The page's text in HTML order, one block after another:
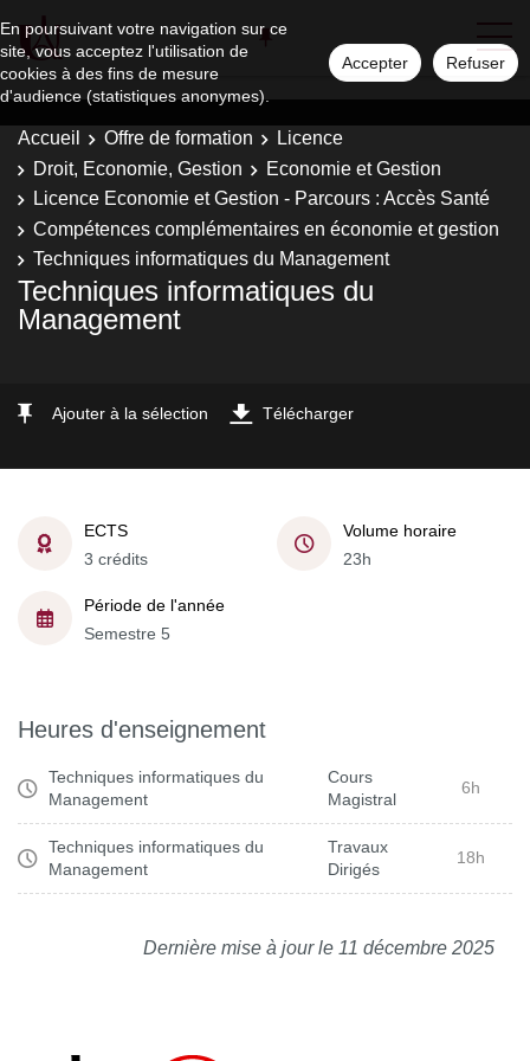
En poursuivant votre navigation sur ce
site, vous acceptez l'utilisation de
cookies à des fins de mesure
d'audience (statistiques anonymes).
Accepter Refuser
Accueil Offre de formation
Licence
Droit, Economie, Gestion
Economie et Gestion
Licence Economie et Gestion - Parcours : Accès Santé
Compétences complémentaires en économie et gestion
Techniques informatiques du Management
Techniques informatiques du
Management
Ajouter à la sélection Télécharger
ECTS
3 crédits
Volume horaire
23h
Période de l'année
Semestre 5
Heures d'enseignement
Techniques informatiques du
Management
Cours
Magistral
6h
Techniques informatiques du
Management
Travaux
Dirigés
18h
Dernière mise à jour le 11 décembre 2025